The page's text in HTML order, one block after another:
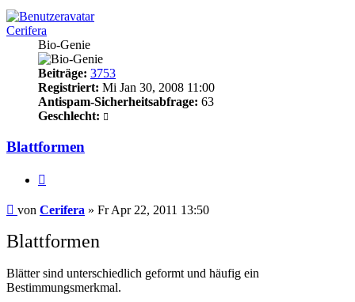
Cerifera
Bio-Genie
Beiträge: 3753
Registriert: Mi Jan 30, 2008 11:00
Antispam-Sicherheitsabfrage: 63
Geschlecht:
Blattformen
Beitrag
von Cerifera » Fr Apr 22, 2011 13:50
Blattformen
Blätter sind unterschiedlich geformt und häufig ein
Bestimmungsmerkmal.